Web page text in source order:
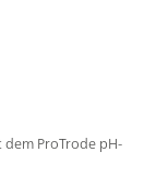
ProTrode pH-